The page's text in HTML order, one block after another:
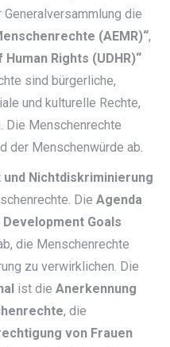
die
(AEMR)“,
Rights (UDHR)“
sind bürgerliche,
und kulturelle Rechte,
Die Menschenrechte
der Menschenwürde ab.
und Nichtdiskriminierung
Die Agenda
Goals
die Menschenrechte
zu verwirklichen. Die
ist die Anerkennung
, die
von Frauen